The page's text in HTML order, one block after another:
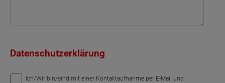
Datenschutzerklärung
Ich/Wir bin/sind mit einer Kontaktaufnahme per E-Mail und